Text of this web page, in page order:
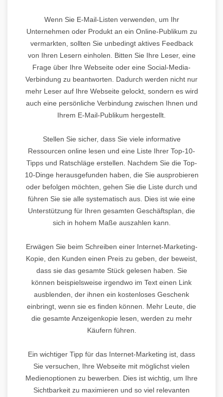
Wenn Sie E-Mail-Listen verwenden, um Ihr
Unternehmen oder Produkt an ein Online-Publikum zu
vermarkten, sollten Sie unbedingt aktives Feedback
von Ihren Lesern einholen. Bitten Sie Ihre Leser, eine
Frage über Ihre Webseite oder eine Social-Media-
Verbindung zu beantworten. Dadurch werden nicht nur
mehr Leser auf Ihre Webseite gelockt, sondern es wird
auch eine persönliche Verbindung zwischen Ihnen und
Ihrem E-Mail-Publikum hergestellt.
Stellen Sie sicher, dass Sie viele informative
Ressourcen online lesen und eine Liste Ihrer Top-10-
Tipps und Ratschläge erstellen. Nachdem Sie die Top-
10-Dinge herausgefunden haben, die Sie ausprobieren
oder befolgen möchten, gehen Sie die Liste durch und
führen Sie sie alle systematisch aus. Dies ist wie eine
Unterstützung für Ihren gesamten Geschäftsplan, die
sich in hohem Maße auszahlen kann.
Erwägen Sie beim Schreiben einer Internet-Marketing-
Kopie, den Kunden einen Preis zu geben, der beweist,
dass sie das gesamte Stück gelesen haben. Sie
können beispielsweise irgendwo im Text einen Link
ausblenden, der ihnen ein kostenloses Geschenk
einbringt, wenn sie es finden können. Mehr Leute, die
die gesamte Anzeigenkopie lesen, werden zu mehr
Käufern führen.
Ein wichtiger Tipp für das Internet-Marketing ist, dass
Sie versuchen, Ihre Webseite mit möglichst vielen
Medienoptionen zu bewerben. Dies ist wichtig, um Ihre
Sichtbarkeit zu maximieren und so viel relevanten